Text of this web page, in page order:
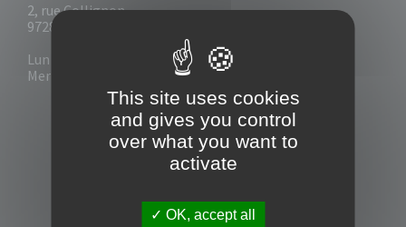
2, rue Collignon
97280 Le Vauclin
Lun - Mar : 7h30- 13h & 14h-17h
Mer-Jeu-Vend : 7h30 - 13h30
This site uses cookies
and gives you control
over what you want to
activate
OK, accept all